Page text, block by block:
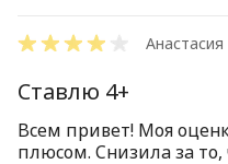
Анастасия
Ставлю 4+
Всем привет! Моя
плюсом. Снизила за то,